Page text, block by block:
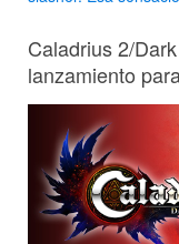
Caladrius 2/
lanzamiento